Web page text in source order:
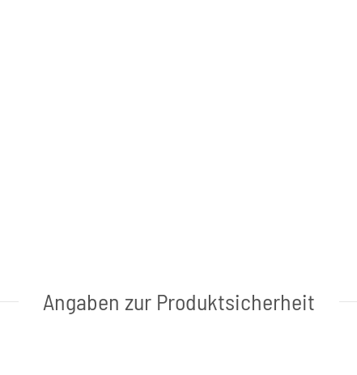
Angaben zur Produktsicherheit